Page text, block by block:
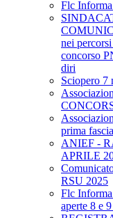
Flc
nei
concorso
diri
Sciopero 7
prima
ANIEF -
APRILE
RSU 2025
Flc
aperte 8 e